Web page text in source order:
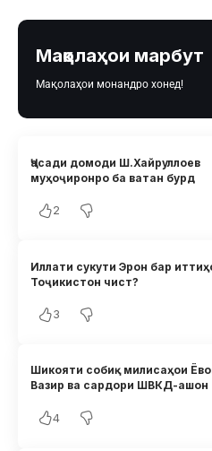
Мақолаҳои марбут
Мақолаҳои монандро хонед!
Ҷасади домоди Ш.Хайруллоев
муҳоҷиронро ба ватан бурд
2
Иллати сукути Эрон бар
Тоҷикистон чист?
3
Шикояти собиқ милисаҳои
Вазир ва сардори ШВКД-ашон
4